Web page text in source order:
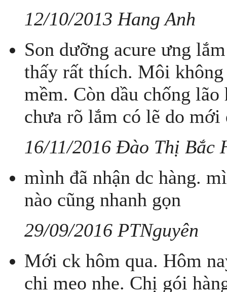
12/10/2013 Hang Anh
Son dưỡng acure ưng
thấy rất thích. Môi
mềm. Còn dầu chống
chưa rõ lắm có lẽ do mới
16/11/2016 Đào Thị Bắc
mình đã nhận dc hàng.
nào cũng nhanh gọn
29/09/2016 PTNguyên
Mới ck hôm qua. Hôm
chi meo nhe. Chị gói